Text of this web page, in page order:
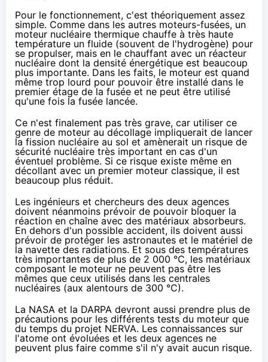
Pour le fonctionnement, c'est théoriquement assez
simple. Comme dans les autres moteurs-fusées, un
moteur nucléaire thermique chauffe à très haute
température un fluide (souvent de l'hydrogène) pour
se propulser, mais en le chauffant avec un réacteur
nucléaire dont la densité énergétique est beaucoup
plus importante. Dans les faits, le moteur est quand
même trop lourd pour pouvoir être installé dans le
premier étage de la fusée et ne peut être utilisé
qu'une fois la fusée lancée.
Ce n'est finalement pas très grave, car utiliser ce
genre de moteur au décollage impliquerait de lancer
la fission nucléaire au sol et amènerait un risque de
sécurité nucléaire très important en cas d'un
éventuel problème. Si ce risque existe même en
décollant avec un premier moteur classique, il est
beaucoup plus réduit.
Les ingénieurs et chercheurs des deux agences
doivent néanmoins prévoir de pouvoir bloquer la
réaction en chaîne avec des matériaux absorbeurs.
En dehors d'un possible accident, ils doivent aussi
prévoir de protéger les astronautes et le matériel de
la navette des radiations. Et sous des températures
très importantes de plus de 2 000 °C, les matériaux
composant le moteur ne peuvent pas être les
mêmes que ceux utilisés dans les centrales
nucléaires (aux alentours de 300 °C).
La NASA et la DARPA devront aussi prendre plus de
précautions pour les différents tests du moteur que
du temps du projet NERVA. Les connaissances sur
l'atome ont évoluées et les deux agences ne
peuvent plus faire comme s'il n'y avait aucun risque.